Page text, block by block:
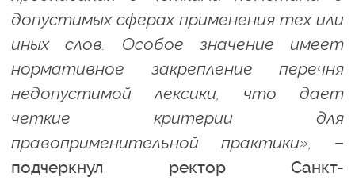
допустимых сферах применения тех или
иных слов. Особое значение имеет
нормативное закрепление перечня
недопустимой лексики, что дает
четкие критерии для
правоприменительной практики»,
–
подчеркнул ректор Санкт-